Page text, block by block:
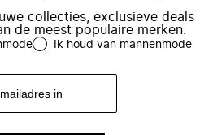
collecties, exclusieve deals
de meest populaire merken.
Ik houd van mannenmode